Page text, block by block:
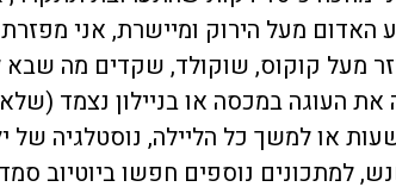
מעל הירוק ומיישרת, אני
מעל קוקוס, שוקולד, שקדים מה שבא
את העוגה במכסה או בניילון נצמד
למשך 12 שעות או למשך כל הליילה,
למתכונים נוספים חפשו ביוטיוב